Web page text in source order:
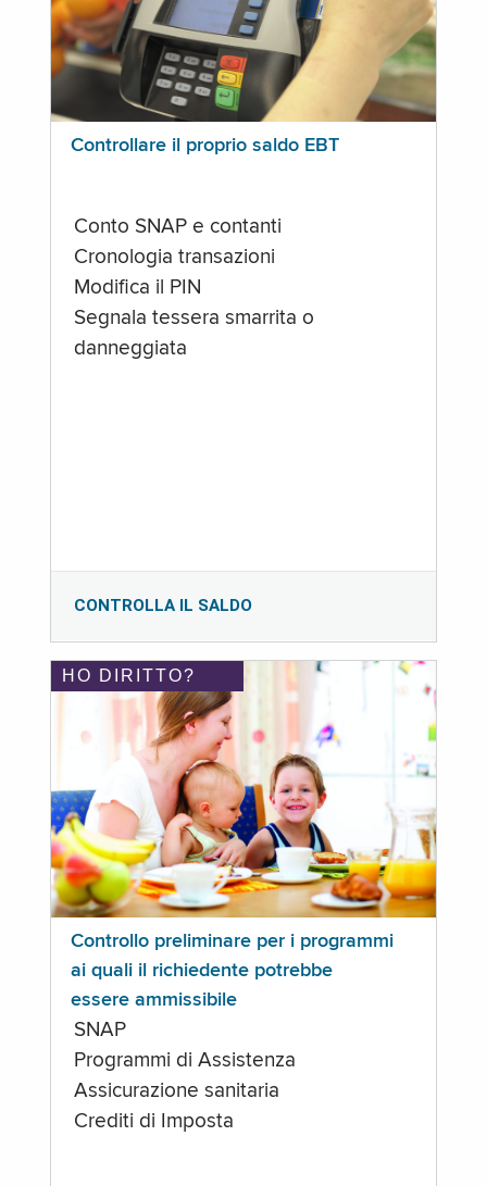
Controllare il proprio saldo EBT
Conto SNAP e contanti
Cronologia transazioni
Modifica il PIN
Segnala tessera smarrita o
danneggiata
CONTROLLA IL SALDO
HO DIRITTO?
Controllo preliminare per i programmi
ai quali il richiedente potrebbe
essere ammissibile
SNAP
Programmi di Assistenza
Assicurazione sanitaria
Crediti di Imposta